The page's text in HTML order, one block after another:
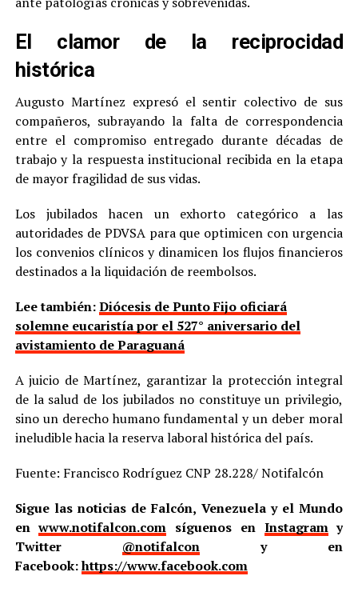
El clamor de la reciprocidad
histórica
Augusto Martínez expresó el sentir colectivo de sus
compañeros, subrayando la falta de correspondencia
entre el compromiso entregado durante décadas de
trabajo y la respuesta institucional recibida en la etapa
de mayor fragilidad de sus vidas.
Los jubilados hacen un exhorto categórico a las
autoridades de PDVSA para que optimicen con urgencia
los convenios clínicos y dinamicen los flujos financieros
destinados a la liquidación de reembolsos.
Lee también:Diócesis de Punto Fijo oficiará
solemne eucaristía por el 527° aniversario del
avistamiento de Paraguaná
A juicio de Martínez, garantizar la protección integral
de la salud de los jubilados no constituye un privilegio,
sino un derecho humano fundamental y un deber moral
ineludible hacia la reserva laboral histórica del país.
Fuente: Francisco Rodríguez CNP 28.228/ Notifalcón
Sigue las noticias de Falcón, Venezuela y el Mundo
enwww.notifalcon.com síguenos en Instagramy
Twitter @notifalcony en
Facebook:https://www.facebook.com